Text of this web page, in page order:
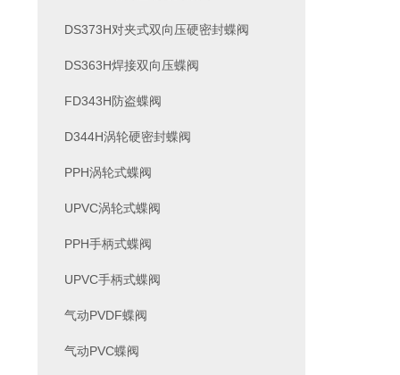
DS373H对夹式双向压硬密封蝶阀
DS363H焊接双向压蝶阀
FD343H防盗蝶阀
D344H涡轮硬密封蝶阀
PPH涡轮式蝶阀
UPVC涡轮式蝶阀
PPH手柄式蝶阀
UPVC手柄式蝶阀
气动PVDF蝶阀
气动PVC蝶阀